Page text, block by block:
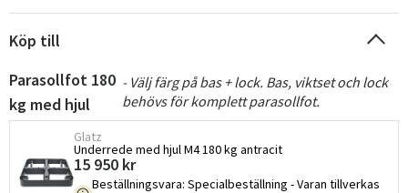
Köp till
Parasollfot 180
kg med hjul
- Välj färg på bas + lock. Bas, viktset och lock
behövs för komplett parasollfot.
Glatz
Underrede med hjul M4 180 kg antracit
15 950 kr
Beställningsvara: Specialbeställning - Varan tillverkas